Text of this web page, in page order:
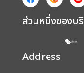
ส่วนหนึ่งของบ
Address